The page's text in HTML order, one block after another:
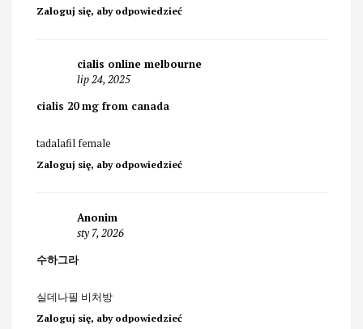
Zaloguj się, aby odpowiedzieć
cialis online melbourne
lip 24, 2025
cialis 20 mg from canada
tadalafil female
Zaloguj się, aby odpowiedzieć
Anonim
sty 7, 2026
수하그라
실데나필 비처방
Zaloguj się, aby odpowiedzieć